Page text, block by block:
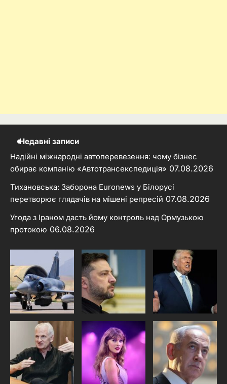
Недавні записи
Надійні міжнародні автоперевезення: чому бізнес
обирає компанію «Автотрансекспедиція» 07.08.2026
Тихановська: Заборона Euronews у Білорусі
перетворює глядачів на мішені репресій 07.08.2026
Угода з Іраном дасть йому контроль над Ормузькою
протокою 06.08.2026